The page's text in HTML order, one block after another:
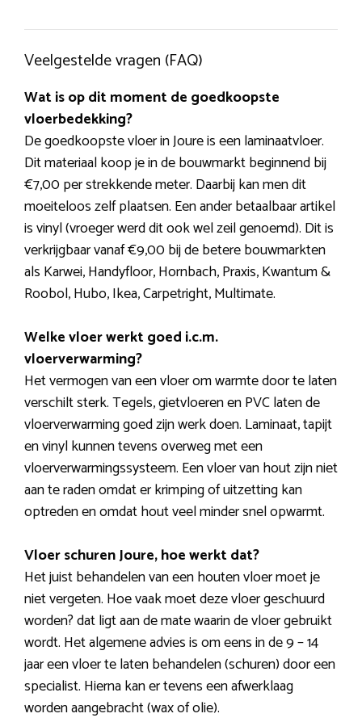
Veelgestelde vragen (FAQ)
Wat is op dit moment de goedkoopste
vloerbedekking?
De goedkoopste vloer in Joure is een laminaatvloer.
Dit materiaal koop je in de bouwmarkt beginnend bij
€7,00 per strekkende meter. Daarbij kan men dit
moeiteloos zelf plaatsen. Een ander betaalbaar artikel
is vinyl (vroeger werd dit ook wel zeil genoemd). Dit is
verkrijgbaar vanaf €9,00 bij de betere bouwmarkten
als Karwei, Handyfloor, Hornbach, Praxis, Kwantum &
Roobol, Hubo, Ikea, Carpetright, Multimate.
Welke vloer werkt goed i.c.m.
vloerverwarming?
Het vermogen van een vloer om warmte door te laten
verschilt sterk. Tegels, gietvloeren en PVC laten de
vloerverwarming goed zijn werk doen. Laminaat, tapijt
en vinyl kunnen tevens overweg met een
vloerverwarmingssysteem. Een vloer van hout zijn niet
aan te raden omdat er krimping of uitzetting kan
optreden en omdat hout veel minder snel opwarmt.
Vloer schuren Joure, hoe werkt dat?
Het juist behandelen van een houten vloer moet je
niet vergeten. Hoe vaak moet deze vloer geschuurd
worden? dat ligt aan de mate waarin de vloer gebruikt
wordt. Het algemene advies is om eens in de 9 – 14
jaar een vloer te laten behandelen (schuren) door een
specialist. Hierna kan er tevens een afwerklaag
worden aangebracht (wax of olie).